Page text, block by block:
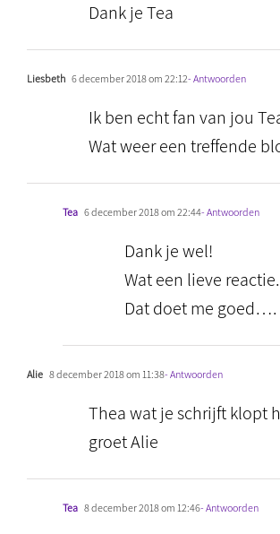
Dank je Tea
Liesbeth 6 december 2018 om 22:12- Antwoorden
Ik ben echt fan van jou
Wat weer een treffende
Tea 6 december 2018 om 22:44- Antwoorden
Dank je wel!
Wat een lieve reactie.
Dat doet me goed….
Alie 8 december 2018 om 11:38- Antwoorden
Thea wat je schrijft klopt
groet Alie
Tea 8 december 2018 om 12:46- Antwoorden